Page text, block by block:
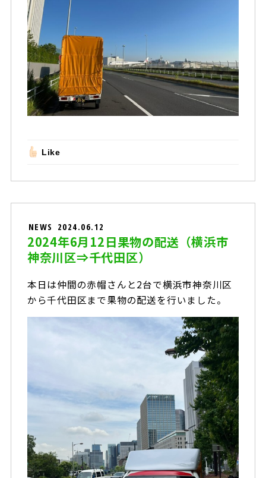
Like
NEWS 2024.06.12
2024年6月12日果物の配送（横浜市
神奈川区⇒千代田区）
本日は仲間の赤帽さんと2台で横浜市神奈川区
から千代田区まで果物の配送を行いました。